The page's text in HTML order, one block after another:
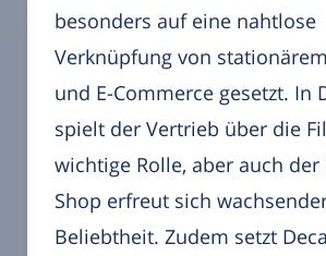
besonders auf eine nahtlose
Verknüpfung von
und E-Commerce gesetzt. In
spielt der Vertrieb über die
wichtige Rolle, aber auch der
Shop erfreut sich
Beliebtheit. Zudem setzt